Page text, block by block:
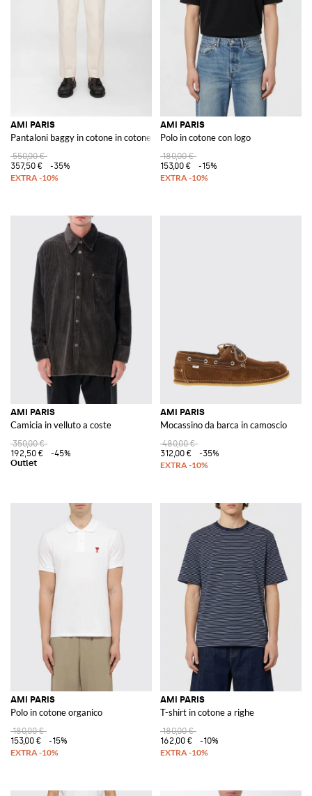
AMI PARIS
Pantaloni baggy in cotone in cotone
550,00 €
357,50 €
-35%
AMI PARIS
Polo in cotone con logo
180,00 €
153,00 €
-15%
AMI PARIS
Camicia in velluto a coste
350,00 €
192,50 €
-45%
AMI PARIS
Mocassino da barca in camoscio
480,00 €
312,00 €
-35%
AMI PARIS
Polo in cotone organico
180,00 €
153,00 €
-15%
AMI PARIS
T-shirt in cotone a righe
180,00 €
162,00 €
-10%